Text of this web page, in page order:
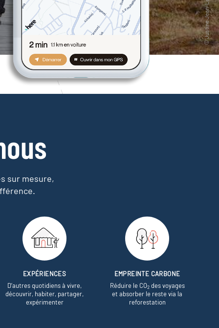
sur mesure,
EXPÉRIENCES
D’autres quotidiens à vivre,
découvrir, habiter, partager,
expérimenter
EMPREINTE CARBONE
Réduire le CO2des voyages
et absorber le reste via la
reforestation